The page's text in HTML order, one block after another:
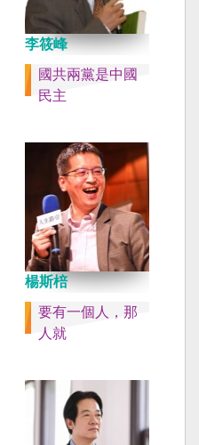
李筱峰
國共兩黨是中國
民主
楊斯棓
要有一個人，那
人就